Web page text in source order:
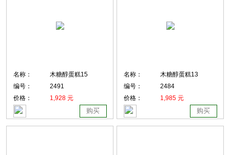
名称：
木糖醇蛋糕15
编号：
2491
价格：
1,928 元
购买
名称：
木糖醇蛋糕13
编号：
2484
价格：
1,985 元
购买